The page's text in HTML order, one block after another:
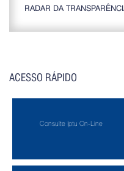
RADAR DA
ACESSO RÁPIDO
Consulte Iptu On-Line